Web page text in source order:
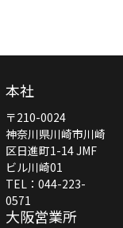
本社
〒210-0024
神奈川県川崎市川崎
区日進町1-14 JMF
ビル川崎01
TEL：044-223-
0571
大阪営業所